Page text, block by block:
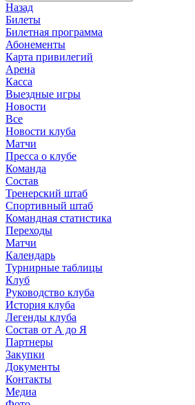
Назад
Билеты
Билетная программа
Абонементы
Карта привилегий
Арена
Касса
Выездные игры
Новости
Все
Новости клуба
Матчи
Пресса о клубе
Команда
Состав
Тренерский штаб
Спортивный штаб
Командная статистика
Переходы
Матчи
Календарь
Турнирные таблицы
Клуб
Руководство клуба
История клуба
Легенды клуба
Состав от А до Я
Партнеры
Закупки
Документы
Контакты
Медиа